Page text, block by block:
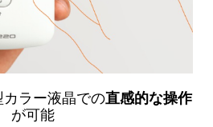
ラー液晶での直感的な操作
が可能